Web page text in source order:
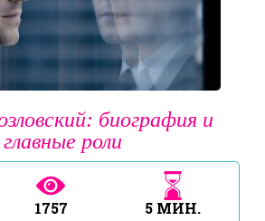
биография и
главные роли
1757 5 МИН.